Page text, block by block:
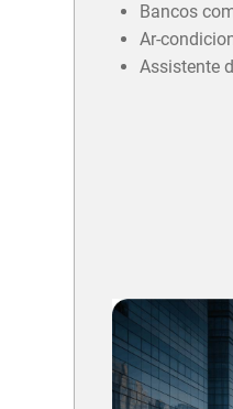
Bancos
Ar-
Assistente